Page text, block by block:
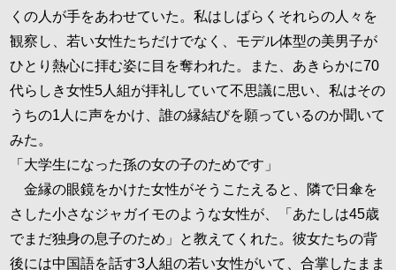
くの人が手をあわせていた。私はしばらくそれらの人々を
観察し、若い女性たちだけでなく、モデル体型の美男子が
ひとり熱心に拝む姿に目を奪われた。また、あきらかに70
代らしき女性5人組が拝礼していて不思議に思い、私はその
うちの1人に声をかけ、誰の縁結びを願っているのか聞いて
みた。
「大学生になった孫の女の子のためです」
金縁の眼鏡をかけた女性がそうこたえると、隣で日傘を
さした小さなジャガイモのような女性が、「あたしは45歳
でまだ独身の息子のため」と教えてくれた。彼女たちの背
後には中国語を話す3人組の若い女性がいて、合掌したまま